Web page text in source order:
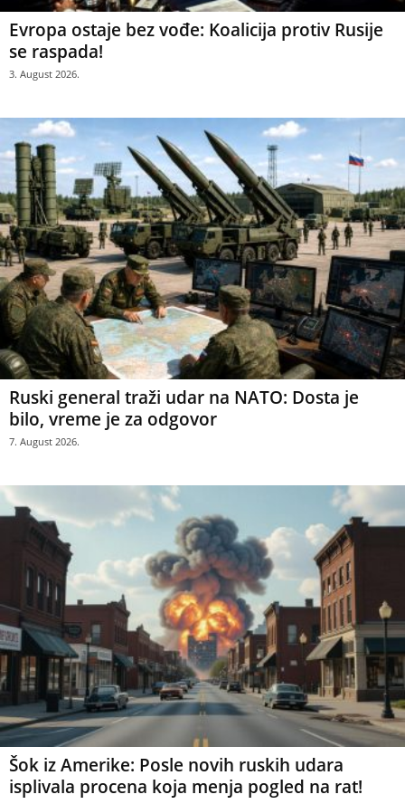
Evropa ostaje bez vođe: Koalicija protiv Rusije
se raspada!
3. August 2026.
Ruski general traži udar na NATO: Dosta je
bilo, vreme je za odgovor
7. August 2026.
Šok iz Amerike: Posle novih ruskih udara
isplivala procena koja menja pogled na rat!